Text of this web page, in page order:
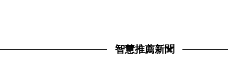
智慧推薦新聞